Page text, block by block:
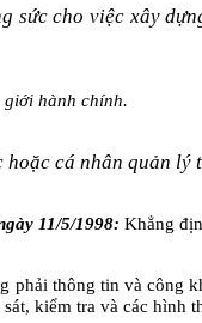
sức cho việc xây
giới hành chính.
cá nhân quản lý
11/5/1998: Khẳng
phải thông tin và công
kiểm tra và các hình